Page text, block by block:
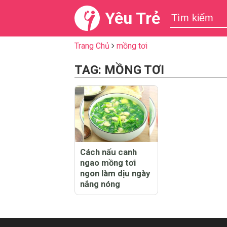
Yêu Trẻ
Trang Chủ mồng tơi
TAG: MỒNG TƠI
Cách nấu canh
ngao mồng tơi
ngon làm dịu ngày
nắng nóng